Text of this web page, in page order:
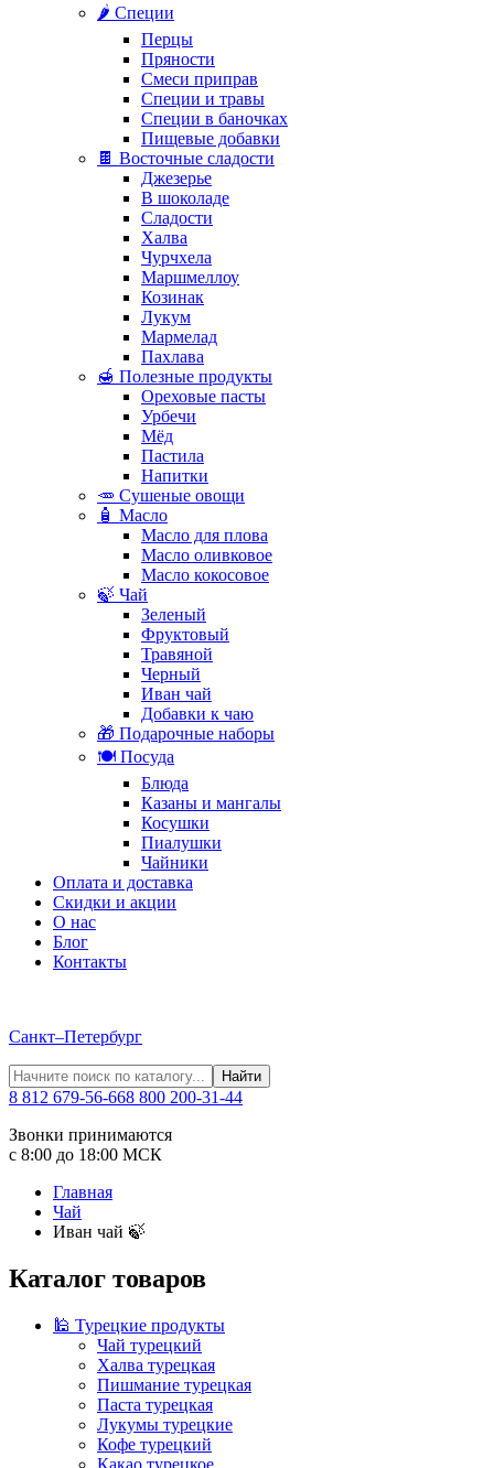
🌶️ Специи
Перцы
Пряности
Смеси приправ
Специи и травы
Специи в баночках
Пищевые добавки
🍫 Восточные сладости
Джезерье
В шоколаде
Сладости
Халва
Чурчхела
Маршмеллоу
Козинак
Лукум
Мармелад
Пахлава
🍯 Полезные продукты
Ореховые пасты
Урбечи
Мёд
Пастила
Напитки
🥕 Сушеные овощи
🧴 Масло
Масло для плова
Масло оливковое
Масло кокосовое
🍃 Чай
Зеленый
Фруктовый
Травяной
Черный
Иван чай
Добавки к чаю
🎁 Подарочные наборы
🍽️ Посуда
Блюда
Казаны и мангалы
Косушки
Пиалушки
Чайники
Оплата и доставка
Скидки и акции
О нас
Блог
Контакты
Санкт–Петербург
Найти
8 812 679-56-668 800 200-31-44
Звонки принимаются
с 8:00 до 18:00 МСК
Главная
Чай
Иван чай 🍃
Каталог товаров
🕌 Турецкие продукты
Чай турецкий
Халва турецкая
Пишмание турецкая
Паста турецкая
Лукумы турецкие
Кофе турецкий
Какао турецкое